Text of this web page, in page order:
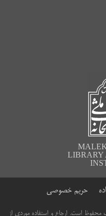
LIBRARY
حریم خصوصی
است. ارجاع و استفاده موردی از